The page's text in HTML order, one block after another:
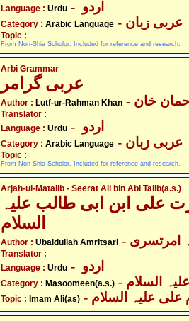
Language : Urdu
Category : Arabic Language - عربی زبان
Topic :
From Non-Shia Scholor. Included for reference and research.
Arbi Grammar
عربی گرامر
Author : Lutf-ur-Rahman Khan خان
Translator :
Language : Urdu
Category : Arabic Language - عربی زبان
Topic :
From Non-Shia Scholor. Included for reference and research.
Arjah-ul-Matalib - Seerat Ali bin Abi Talib(a.s.)
علی ابن ابی طالب علیہ
السلام
Author : Ubaidullah Amritsari امرتسری
Translator :
Language : Urdu
Category : Masoomeen(a.s.)
Topic : Imam Ali(as) علی علیہ السلام